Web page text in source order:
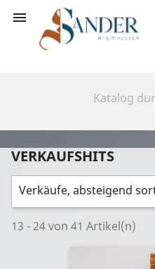

VERKAUFSHITS
Verkäufe, absteigend
13 - 24 von 41 Artikel(n)